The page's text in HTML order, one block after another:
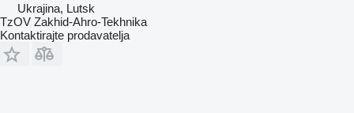
Ukrajina, Lutsk
TzOV Zakhid-Ahro-Tekhnika
Kontaktirajte prodavatelja